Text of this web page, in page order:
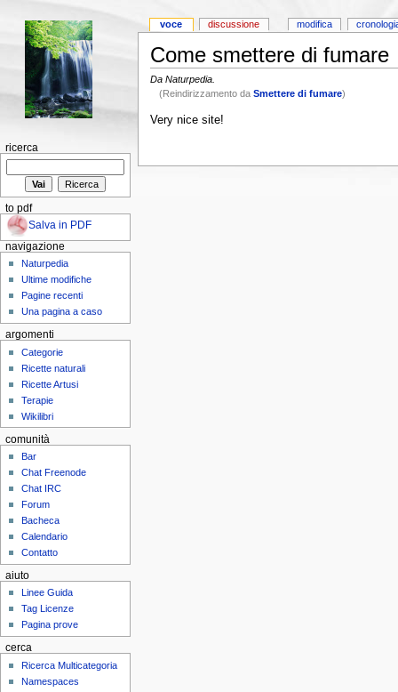
Come smettere di fumare
Da Naturpedia.
(Reindirizzamento daSmettere di fumare)
Very nice site!
voce discussione modifica
ricerca
to pdf
Salva in PDF
navigazione
Naturpedia
Ultime modifiche
Pagine recenti
Una pagina a caso
argomenti
Categorie
Ricette naturali
Ricette Artusi
Terapie
Wikilibri
comunità
Bar
Chat Freenode
Chat IRC
Forum
Bacheca
Calendario
Contatto
aiuto
Linee Guida
Tag Licenze
Pagina prove
cerca
Ricerca Multicategoria
Namespaces